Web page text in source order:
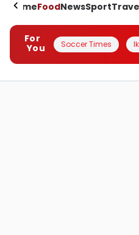
HomeFoodNewsSport
For
You
Soccer Times